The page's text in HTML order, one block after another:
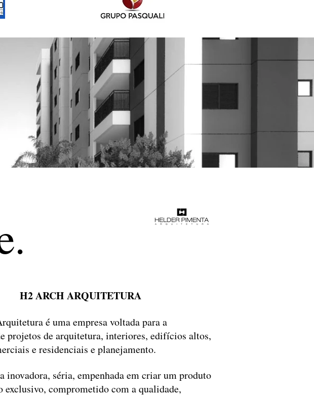
H2 ARCH ARQUITETURA
é uma empresa voltada para a
projetos de arquitetura, interiores, edifícios altos,
e residenciais e planejamento.
inovadora, séria, empenhada em criar um produto
exclusivo, comprometido com a qualidade,